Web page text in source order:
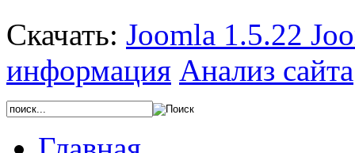
Скачать: Joomla 1.5.22
информация Анализ сайта